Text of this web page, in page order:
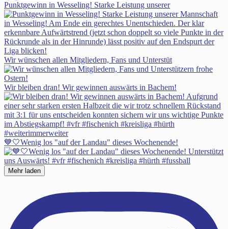
Punktgewinn in Wesseling! Starke Leistung unserer
Wir wünschen allen Mitgliedern, Fans und Unterstüt
Wir bleiben dran! Wir gewinnen auswärts in Bachem!
💙🤍Wenig los "auf der Landau" dieses Wochenende!
Mehr laden